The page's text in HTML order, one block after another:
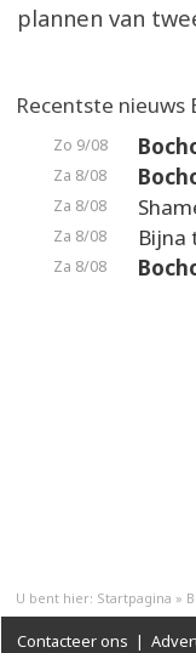
plannen van
Recentste nieuws
Zo 9/08
Za 8/08
Za 8/08
Za 8/08 Bijna
Za 8/08
U bent hier: Startpagina »
Contacteer ons |